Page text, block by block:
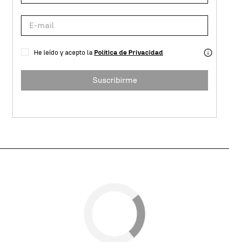
He leído y acepto la Política de Privacidad
Suscribirme